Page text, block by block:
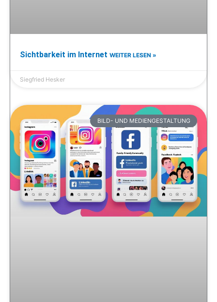
Sichtbarkeit im Internet WEITER LESEN »
Siegfried Hesker
BILD- UND MEDIENGESTALTUNG